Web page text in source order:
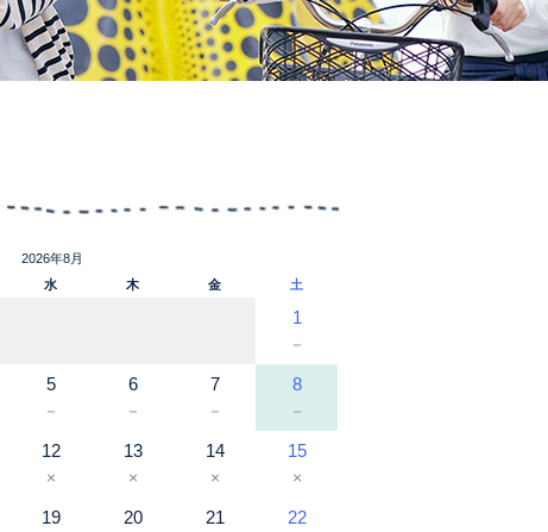
2026年8月
水 木 金 土
1
－
5
－
6
－
7
－
8
－
12
×
13
×
14
×
15
×
19
20
21
22